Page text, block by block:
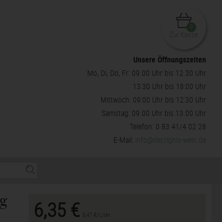
Zur Kasse
Unsere Öffnungszeiten
Mo, Di, Do, Fr: 09.00 Uhr bis 12.30 Uhr
13:30 Uhr bis 18:00 Uhr
Mittwoch: 09:00 Uhr bis 12:30 Uhr
Samstag: 09.00 Uhr bis 13.00 Uhr
Telefon: 0 83 41/4 02 28
E-Mail: info@decrignis-wein.de
6,35 € 8,47 €/Liter